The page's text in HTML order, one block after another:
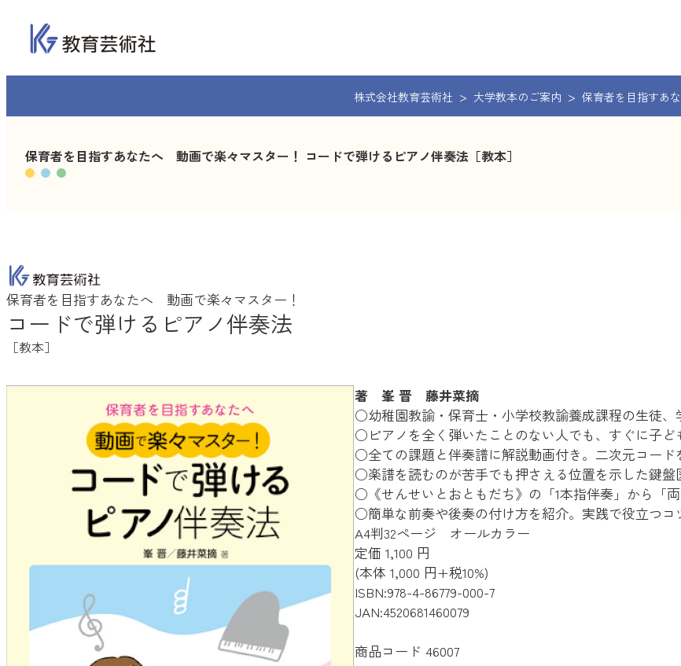
ス
株式会社教育芸術社 大学教本のご案内 保育者を目指すあ
保育者を目指すあなたへ 動画で楽々マスター！ コードで弾けるピアノ伴奏法［教本］
保育者を目指すあなたへ 動画で楽々マスター！
コードで弾けるピアノ伴奏法
［教本］
著 峯 晋 藤井菜摘
○幼稚園教諭・保育士・小学校教諭養成課程の生徒、
○ピアノを全く弾いたことのない人でも、すぐに子ど
○全ての課題と伴奏譜に解説動画付き。二次元コード
○楽譜を読むのが苦手でも押さえる位置を示した鍵盤
○《せんせいとおともだち》の「1本指伴奏」から「
○簡単な前奏や後奏の付け方を紹介。実践で役立つコ
A4判32ページ オールカラー
定価 1,100 円
(本体 1,000 円+税10%)
ISBN:978-4-86779-000-7
JAN:4520681460079
商品コード 46007